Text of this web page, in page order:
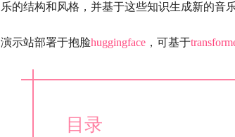
乐的结构和风格，并基于这些知识生成新的音乐
演示站部署于抱脸huggingface ，可基于
目录